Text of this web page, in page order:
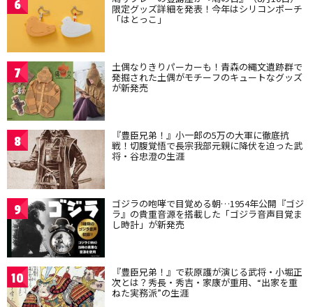
6 限定グッズ詳細を発表！今年はシリコンポーチ
「はとっこ」
7 土偶なりきりパーカーも！青森の縄文遺跡群で
発掘された土偶がモチーフのキュートなグッズ
が新発売
8 『豊臣兄弟！』小一郎の5万の大軍に徹底抗
戦！切腹覚悟で長宗我部元親に降伏を迫った武
将・谷忠澄の生涯
9 ゴジラの咆哮で目覚める朝…1954年公開『ゴジ
ラ』の貴重音源を搭載した「ゴジラ音声目覚ま
し時計」が新発売
10 『豊臣兄弟！』で萩原護が演じる武将・小堀正
次とは？秀長・秀吉・家康が重用、“出家を重
ねた実務派”の生涯